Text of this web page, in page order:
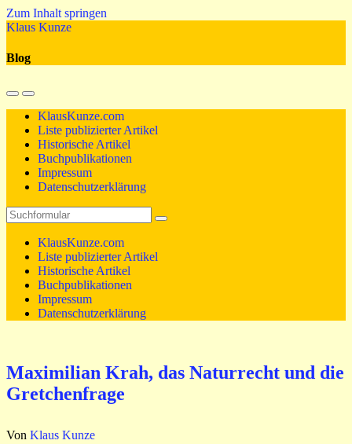
Zum Inhalt springen
Klaus Kunze
Blog
Mobil-
Menü
umschalten
Suchfeld
umschalten
KlausKunze.com
Liste publizierter Artikel
Historische Artikel
Buchpublikationen
Impressum
Datenschutzerklärung
Suchen
KlausKunze.com
Liste publizierter Artikel
Historische Artikel
Buchpublikationen
Impressum
Datenschutzerklärung
Maximilian Krah, das Naturrecht und die
Gretchenfrage
Von Klaus Kunze